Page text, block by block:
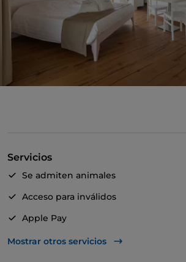
Servicios
Se admiten animales
Acceso para inválidos
Apple Pay
Baño para inválidos
Mostrar otros servicios